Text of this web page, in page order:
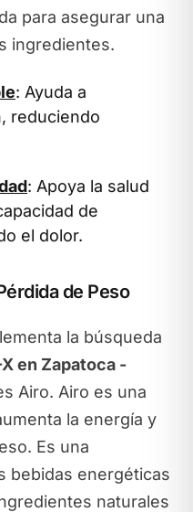
para asegurar una
ingredientes.
: Ayuda a
reduciendo
: Apoya la salud
de
el dolor.
de Peso
la búsqueda
en Zapatoca -
Airo. Airo es una
la energía y
Es una
bebidas energéticas
naturales